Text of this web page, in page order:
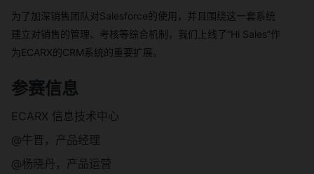
为了加深销售团队对Salesforce的使用，并且围绕这一套系统
建立对销售的管理、考核等综合机制，我们上线了“Hi Sales”作
为ECARX的CRM系统的重要扩展。
参赛信息
ECARX 信息技术中心
@牛晋，产品经理
@杨晓丹，产品运营